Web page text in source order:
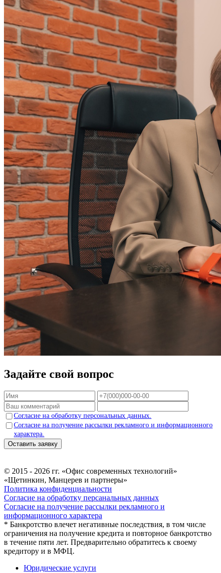
Задайте свой вопрос
Согласие на обработку персональных данных.
Согласие на получение рассылки рекламного и информационного
характера.
Оставить заявку
© 2015 - 2026 гг. «Офис современных технологий»
«Щетинкин, Манцерев и партнеры»
Политика конфиденциальности
Согласие на обработку персанальных данных
Согласие на получение рассылки рекламного и
информационного характера
* Банкротство влечет негативные последствия, в том числе
ограничения на получение кредита и повторное банкротство
в течение пяти лет. Предварительно обратитесь к своему
кредитору и в МФЦ.
Юридические услуги